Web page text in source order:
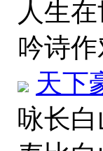
人生
吟诗
天下
咏长